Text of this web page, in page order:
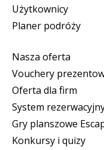
Użytkownicy
Planer podróży
Nasza oferta
Vouchery
Oferta dla firm
System
Gry planszowe
Konkursy i quizy